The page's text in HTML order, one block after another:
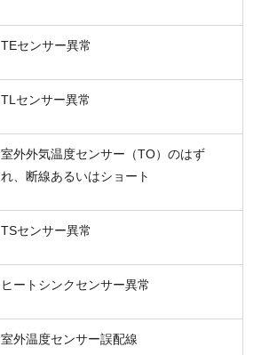
TEセンサー異常
TLセンサー異常
室外外気温度センサー（TO）のはず
れ、断線あるいはショート
TSセンサー異常
ヒートシンクセンサー異常
室外温度センサー誤配線